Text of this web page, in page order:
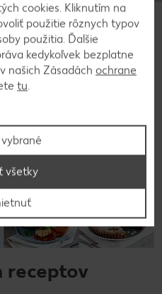
receptov
cookies. Kliknutím na
použitie rôznych typov
použitia. Ďalšie
kedykoľvek bezplatne
našich Zásadách ochrane
tu.
všetky